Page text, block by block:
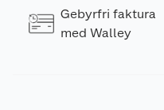
Gebyrfri faktura
med Walley